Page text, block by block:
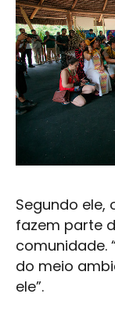
Segundo
fazem parte
comunidade.
do meio
ele”.